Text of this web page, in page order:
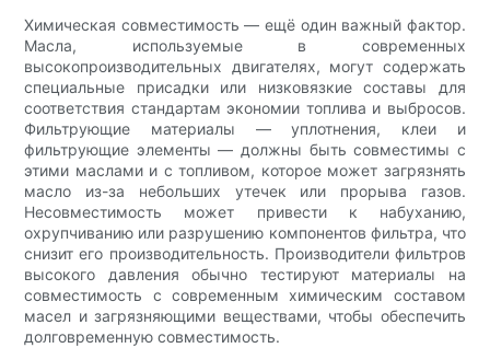
Химическая совместимость — ещё один важный фактор.
Масла, используемые в современных
высокопроизводительных двигателях, могут содержать
специальные присадки или низковязкие составы для
соответствия стандартам экономии топлива и выбросов.
Фильтрующие материалы — уплотнения, клеи и
фильтрующие элементы — должны быть совместимы с
этими маслами и с топливом, которое может загрязнять
масло из-за небольших утечек или прорыва газов.
Несовместимость может привести к набуханию,
охрупчиванию или разрушению компонентов фильтра, что
снизит его производительность. Производители фильтров
высокого давления обычно тестируют материалы на
совместимость с современным химическим составом
масел и загрязняющими веществами, чтобы обеспечить
долговременную совместимость.